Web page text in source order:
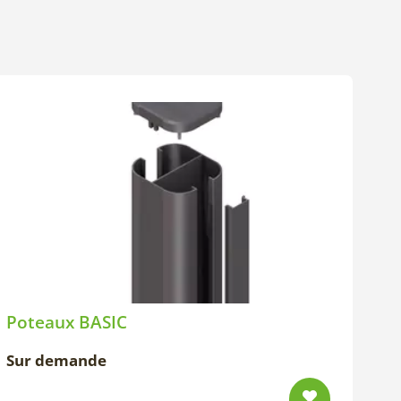
Poteaux BASIC
Sur demande